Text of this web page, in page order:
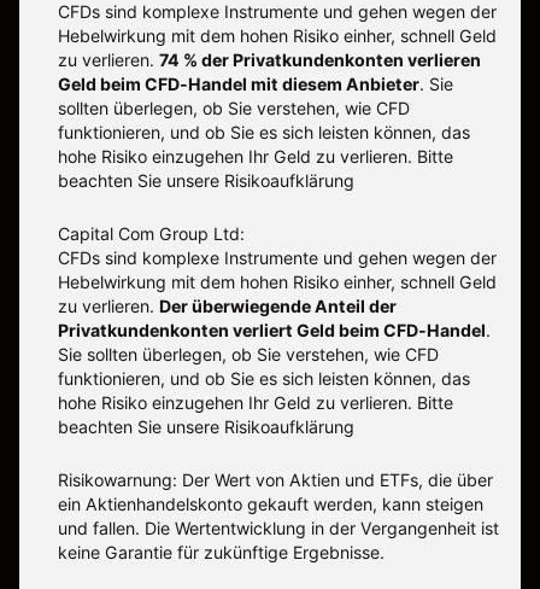
CFDs sind komplexe Instrumente und gehen wegen der
Hebelwirkung mit dem hohen Risiko einher, schnell Geld
zu verlieren. 74 % der Privatkundenkonten verlieren
Geld beim CFD-Handel mit diesem Anbieter. Sie
sollten überlegen, ob Sie verstehen, wie CFD
funktionieren, und ob Sie es sich leisten können, das
hohe Risiko einzugehen Ihr Geld zu verlieren. Bitte
beachten Sie unsere Risikoaufklärung
Capital Com Group Ltd:
CFDs sind komplexe Instrumente und gehen wegen der
Hebelwirkung mit dem hohen Risiko einher, schnell Geld
zu verlieren. Der überwiegende Anteil der
Privatkundenkonten verliert Geld beim CFD-Handel.
Sie sollten überlegen, ob Sie verstehen, wie CFD
funktionieren, und ob Sie es sich leisten können, das
hohe Risiko einzugehen Ihr Geld zu verlieren. Bitte
beachten Sie unsere Risikoaufklärung
Risikowarnung: Der Wert von Aktien und ETFs, die über
ein Aktienhandelskonto gekauft werden, kann steigen
und fallen. Die Wertentwicklung in der Vergangenheit ist
keine Garantie für zukünftige Ergebnisse.